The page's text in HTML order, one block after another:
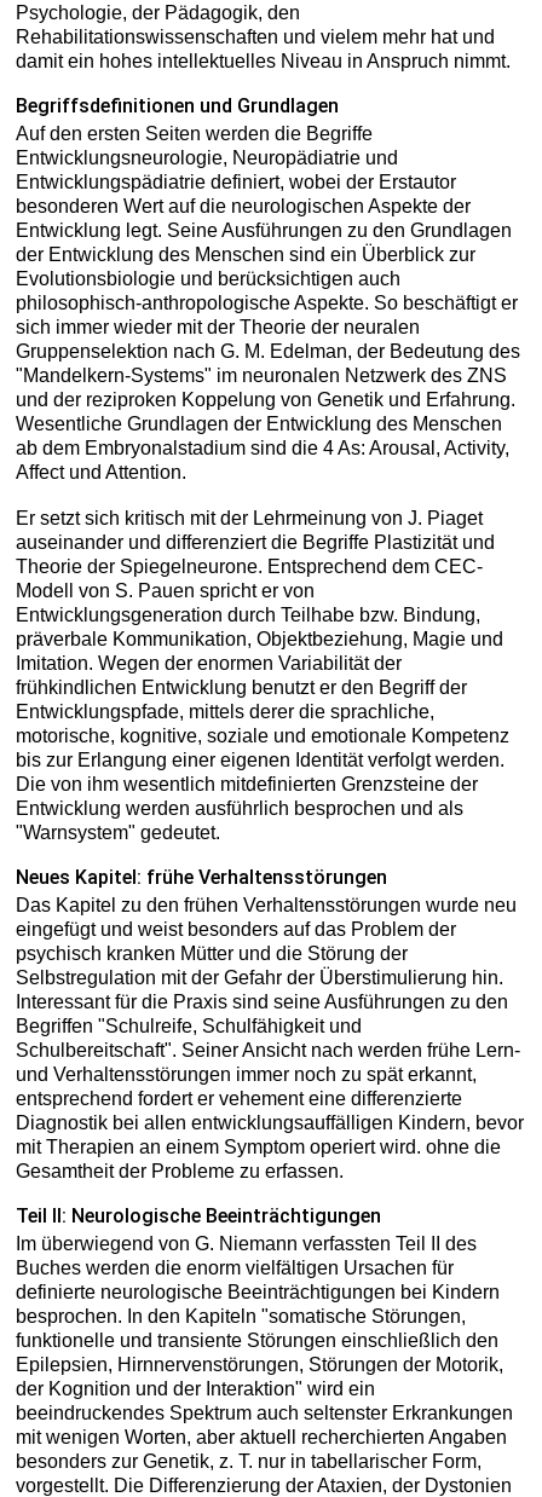
Psychologie, der Pädagogik, den
Rehabilitationswissenschaften und vielem mehr hat und
damit ein hohes intellektuelles Niveau in Anspruch nimmt.
Begriffsdefinitionen und Grundlagen
Auf den ersten Seiten werden die Begriffe
Entwicklungsneurologie, Neuropädiatrie und
Entwicklungspädiatrie definiert, wobei der Erstautor
besonderen Wert auf die neurologischen Aspekte der
Entwicklung legt. Seine Ausführungen zu den Grundlagen
der Entwicklung des Menschen sind ein Überblick zur
Evolutionsbiologie und berücksichtigen auch
philosophisch-anthropologische Aspekte. So beschäftigt er
sich immer wieder mit der Theorie der neuralen
Gruppenselektion nach G. M. Edelman, der Bedeutung des
"Mandelkern-Systems" im neuronalen Netzwerk des ZNS
und der reziproken Koppelung von Genetik und Erfahrung.
Wesentliche Grundlagen der Entwicklung des Menschen
ab dem Embryonalstadium sind die 4 As: Arousal, Activity,
Affect und Attention.
Er setzt sich kritisch mit der Lehrmeinung von J. Piaget
auseinander und differenziert die Begriffe Plastizität und
Theorie der Spiegelneurone. Entsprechend dem CEC-
Modell von S. Pauen spricht er von
Entwicklungsgeneration durch Teilhabe bzw. Bindung,
präverbale Kommunikation, Objektbeziehung, Magie und
Imitation. Wegen der enormen Variabilität der
frühkindlichen Entwicklung benutzt er den Begriff der
Entwicklungspfade, mittels derer die sprachliche,
motorische, kognitive, soziale und emotionale Kompetenz
bis zur Erlangung einer eigenen Identität verfolgt werden.
Die von ihm wesentlich mitdefinierten Grenzsteine der
Entwicklung werden ausführlich besprochen und als
"Warnsystem" gedeutet.
Neues Kapitel: frühe Verhaltensstörungen
Das Kapitel zu den frühen Verhaltensstörungen wurde neu
eingefügt und weist besonders auf das Problem der
psychisch kranken Mütter und die Störung der
Selbstregulation mit der Gefahr der Überstimulierung hin.
Interessant für die Praxis sind seine Ausführungen zu den
Begriffen "Schulreife, Schulfähigkeit und
Schulbereitschaft". Seiner Ansicht nach werden frühe Lern-
und Verhaltensstörungen immer noch zu spät erkannt,
entsprechend fordert er vehement eine differenzierte
Diagnostik bei allen entwicklungsauffälligen Kindern, bevor
mit Therapien an einem Symptom operiert wird. ohne die
Gesamtheit der Probleme zu erfassen.
Teil II: Neurologische Beeinträchtigungen
Im überwiegend von G. Niemann verfassten Teil II des
Buches werden die enorm vielfältigen Ursachen für
definierte neurologische Beeinträchtigungen bei Kindern
besprochen. In den Kapiteln "somatische Störungen,
funktionelle und transiente Störungen einschließlich den
Epilepsien, Hirnnervenstörungen, Störungen der Motorik,
der Kognition und der Interaktion" wird ein
beeindruckendes Spektrum auch seltenster Erkrankungen
mit wenigen Worten, aber aktuell recherchierten Angaben
besonders zur Genetik, z. T. nur in tabellarischer Form,
vorgestellt. Die Differenzierung der Ataxien, der Dystonien